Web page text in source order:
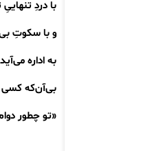
با دردِ
و با سکوتِ
به اداره
بی‌آن‌که کسی
«تو چطور